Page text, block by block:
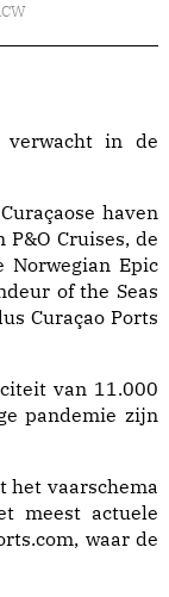
verwacht in de
haven
Cruises, de
Norwegian Epic
of the Seas
Curaçao Ports
van 11.000
pandemie zijn
het vaarschema
meest actuele
waar de